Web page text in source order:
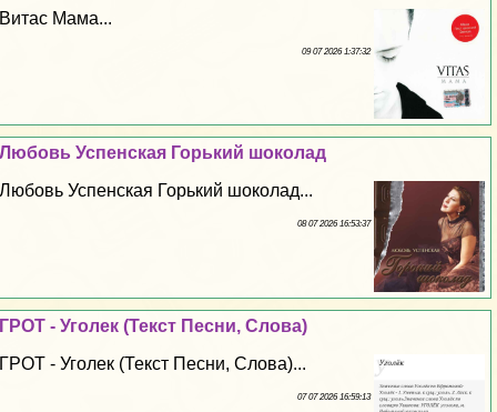
Витас Мама...
09 07 2026 1:37:32
Любовь Успенская Горький шоколад
Любовь Успенская Горький шоколад...
08 07 2026 16:53:37
ГРОТ - Уголек (Текст Песни, Слова)
ГРОТ - Уголек (Текст Песни, Слова)...
07 07 2026 16:59:13